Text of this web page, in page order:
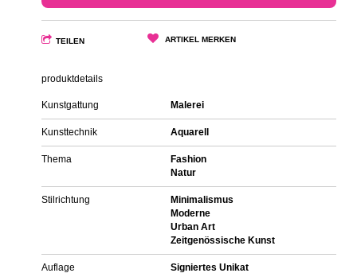
TEILEN ARTIKEL MERKEN
produktdetails
Kunstgattung Malerei
Kunsttechnik Aquarell
Thema
Fashion
Natur
Stilrichtung
Minimalismus
Moderne
Urban Art
Zeitgenössische Kunst
Auflage Signiertes Unikat